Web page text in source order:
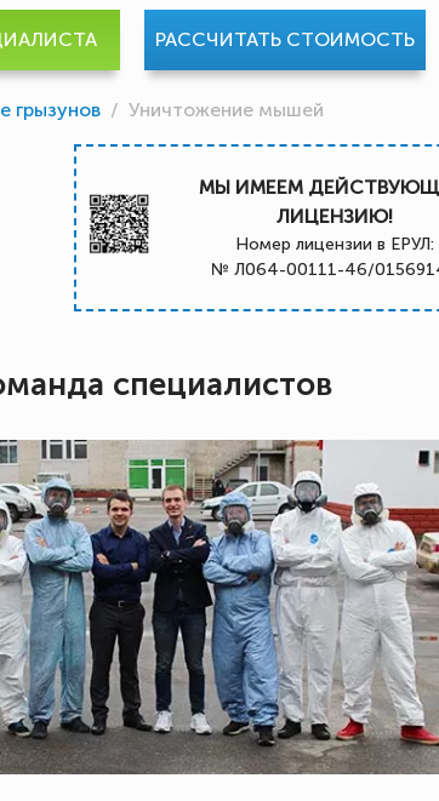
РАССЧИТАТЬ СТОИМОСТЬ
грызунов / Уничтожение мышей
МЫ ИМЕЕМ
ЛИЦЕНЗИЮ!
Номер лицензии в ЕРУЛ:
№ Л064-00111-46/
специалистов